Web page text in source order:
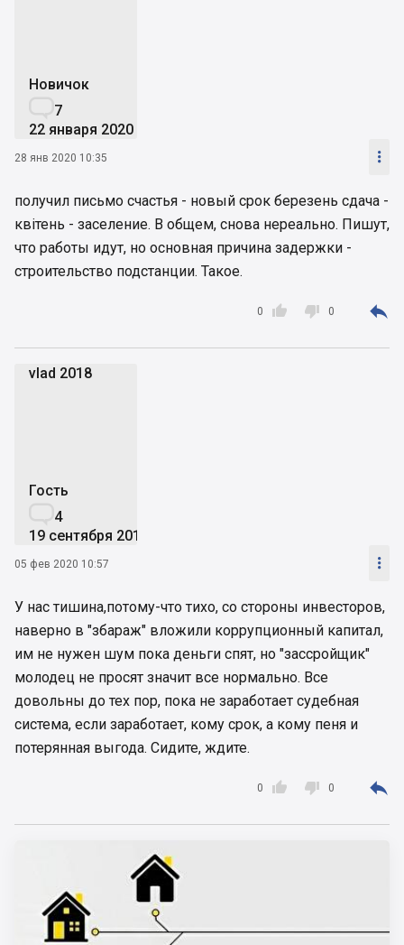
Новичок
7
22 января 2020
28 янв 2020 10:35 
получил письмо счастья - новый срок березень сдача -
квітень - заселение. В общем, снова нереально. Пишут,
что работы идут, но основная причина задержки -
строительство подстанции. Такое.

0  0 
vlad 2018
Гость
4
19 сентября 2019
05 фев 2020 10:57 
У нас тишина,потому-что тихо, со стороны инвесторов,
наверно в "збараж" вложили коррупционный капитал,
им не нужен шум пока деньги спят, но "зассройщик"
молодец не просят значит все нормально. Все
довольны до тех пор, пока не заработает судебная
система, если заработает, кому срок, а кому пеня и
потерянная выгода. Сидите, ждите.

0  0 